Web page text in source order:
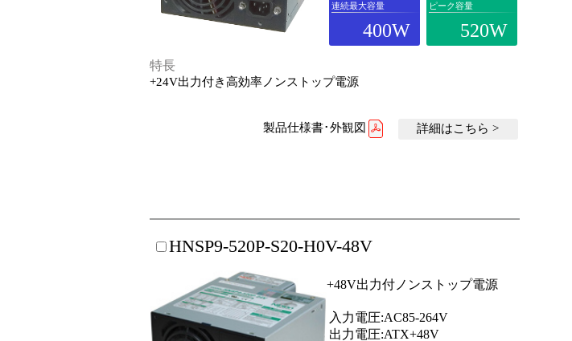
連続最大容量
400W
ピーク容量
520W
特長
+24V出力付き高効率ノンストップ電源
製品仕様書･外観図 詳細はこちら >
HNSP9-520P-S20-H0V-48V
+48V出力付ノンストップ電源
入力電圧:AC85-264V
出力電圧:ATX+48V